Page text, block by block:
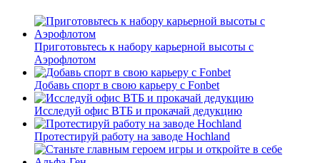
Приготовьтесь к набору карьерной высоты с
Аэрофлотом
Добавь спорт в свою карьеру с Fonbet
Исследуй офис ВТБ и прокачай дедукцию
Протестируй работу на заводе Hochland